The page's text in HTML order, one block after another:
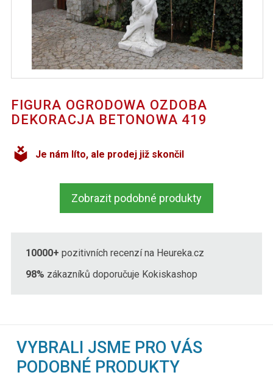
FIGURA OGRODOWA OZDOBA
DEKORACJA BETONOWA 419
Je nám líto, ale prodej již skončil
Zobrazit podobné produkty
10000+ pozitivních recenzí na Heureka.cz
98% zákazníků doporučuje Kokiskashop
VYBRALI JSME PRO VÁS
PODOBNÉ PRODUKTY